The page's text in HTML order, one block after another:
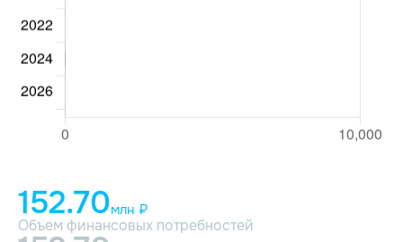
152.70млн ₽
Объем финансовых потребностей